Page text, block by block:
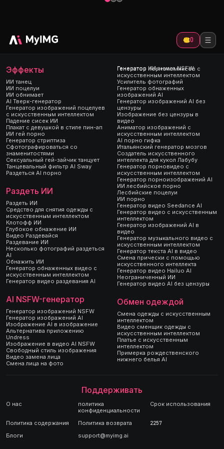
0
Эффекты
ИИ танец
ИИ поцелуи
ИИ обнимает
AI Тверк-генератор
Генератор изображений поцелуев
с искусственным интеллектом
Падение сисек ИИ
Плакат с девушкой в ​​стиле пин-ап
ИИ гей порно
Генератор стриптиза
Сфотографироваться со
знаменитостями
Сексуальный гей-зайчик танцует
Танцевальный фильтр AI Sway
Раздеться AI порно
Раздеть ИИ
Раздеть ИИ
Средство для снятия одежды с
искусственным интеллектом
Клотофф ИИ
Глубокое обнажение ИИ
Видео Раздевайся
Раздевание ИИ
Несколько фотографий раздеться
AI
Обнажить ИИ
Генератор обнаженных видео с
искусственным интеллектом
Генератор видео раздевания AI
AI NSFW-генератор
Генератор изображений NSFW
Генератор изображений AI
Изображение AI в изображение
Альтернатива приложению
Undress
Изображение в видео AI NSFW
Свободный стиль изображения
Видео замена лица
Смена лица на фото
Генератор ИИ аниме NSFW
Генератор порнокомиксов с
искусственным интеллектом
Усилитель фотографий
Генератор обнаженных
изображений AI
Генератор изображений AI без
цензуры
Изображение без цензуры в
видео
Аниматор изображений с
искусственным интеллектом
AI порно гифка
Итальянский генератор мозгов
Создатель искусственного
интеллекта для кукол Лабубу
Генератор порновидео с
искусственным интеллектом
Генератор порноизображений AI
ИИ лесбийское порно
Лесбийские поцелуи
ИИ порно
Генератор видео Seedance AI
Генератор видео с искусственным
интеллектом
Генератор изображений AI в
видео
Генератор музыкального видео с
искусственным интеллектом
Генератор текста AI в видео
Смена прически с помощью
искусственного интеллекта
Генератор видео Hailuo AI
Неограниченный ИИ
Генератор видео AI без цензуры
Обмен одеждой
Смена одежды с искусственным
интеллектом
Видео сменщик одежды с
искусственным интеллектом
Платье с искусственным
интеллектом
Примерка рождественского
нижнего белья AI
Поддерживать
О нас
политика
конфиденциальности
Срок использования
Политика содержания Политика возврата
2257
Блоги
support@myimg.ai